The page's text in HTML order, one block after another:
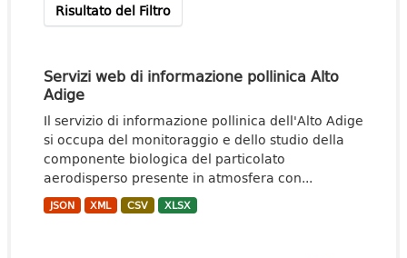
Risultato del Filtro
Servizi web di informazione pollinica Alto
Adige
Il servizio di informazione pollinica dell'Alto Adige
si occupa del monitoraggio e dello studio della
componente biologica del particolato
aerodisperso presente in atmosfera con...
JSON XML CSV XLSX